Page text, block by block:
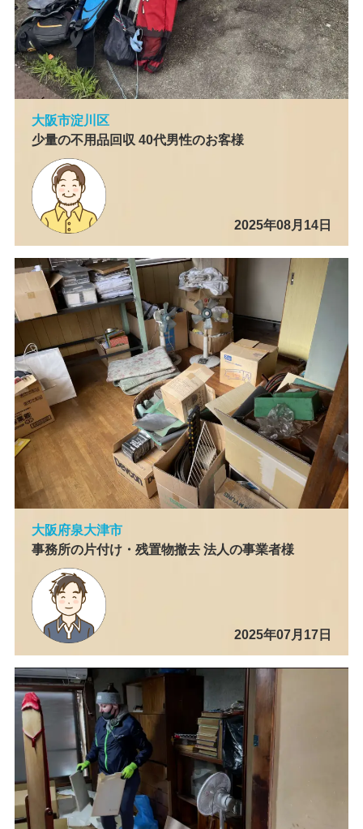
大阪市淀川区
少量の不用品回収 40代男性のお客様
2025年08月14日
大阪府泉大津市
事務所の片付け・残置物撤去 法人の事業者様
2025年07月17日